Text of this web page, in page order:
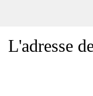
L'adresse